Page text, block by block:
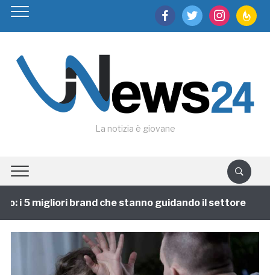
facebooktwitter instagram
La notizia è giovane
i 5 migliori brand che stanno guidando il settore